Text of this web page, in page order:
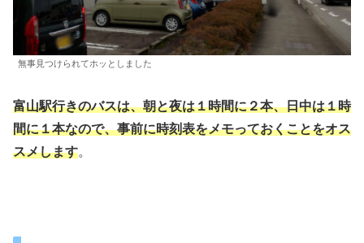
無事見つけられてホッとしました
富山駅行きのバスは、朝と夜は１時間に２本、日中は１時
間に１本なので、事前に時刻表をメモっておくことをオス
スメします。